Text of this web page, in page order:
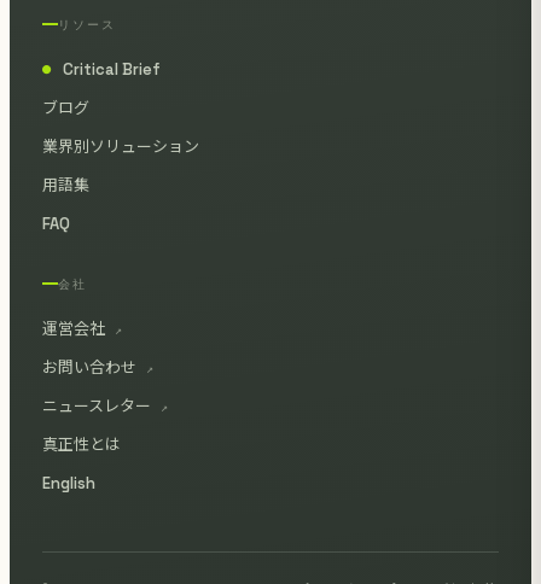
リソース
●
Critical Brief
ブログ
業界別ソリューション
用語集
FAQ
会社
運営会社 ↗
お問い合わせ ↗
ニュースレター ↗
真正性とは
English